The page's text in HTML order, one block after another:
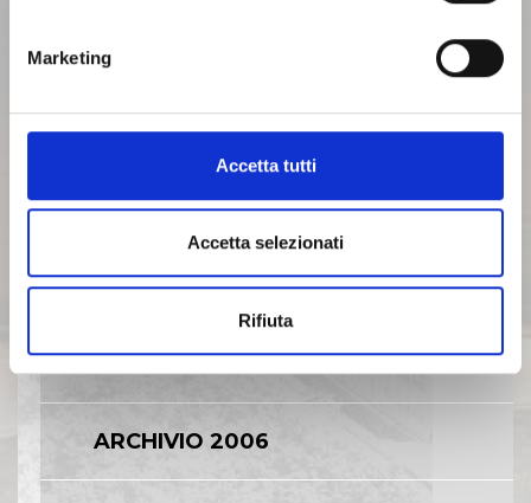
Marketing
Accetta tutti
Accetta selezionati
Rifiuta
ARCHIVIO 2011
ARCHIVIO 2010
ARCHIVIO 2009
ARCHIVIO 2008
ARCHIVIO 2007
ARCHIVIO 2006